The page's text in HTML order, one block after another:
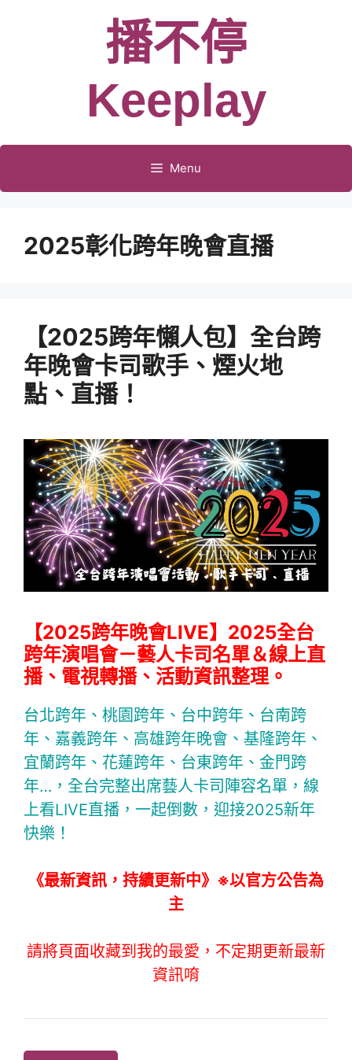
播不停
Keeplay
Menu
2025彰化跨年晚會直播
【2025跨年懶人包】全台跨
年晚會卡司歌手、煙火地
點、直播！
【2025跨年晚會LIVE】2025全台
跨年演唱會－藝人卡司名單＆線上直
播、電視轉播、活動資訊整理。
台北跨年、桃園跨年、台中跨年、台南跨
年、嘉義跨年、高雄跨年晚會、基隆跨年、
宜蘭跨年、花蓮跨年、台東跨年、金門跨
年…，全台完整出席藝人卡司陣容名單，線
上看LIVE直播，一起倒數，迎接2025新年
快樂！
《最新資訊，持續更新中》※以官方公告為
主
請將頁面收藏到我的最愛，不定期更新最新
資訊唷